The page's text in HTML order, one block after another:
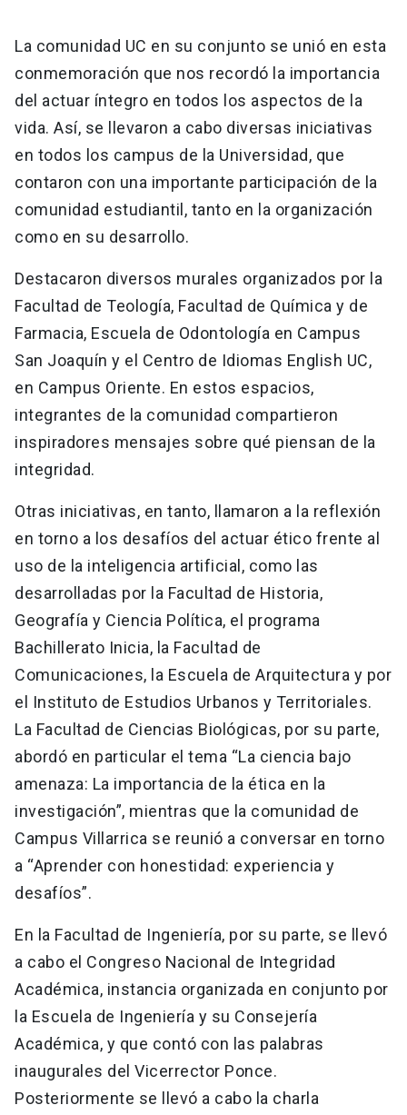
La comunidad UC en su conjunto se unió en esta
conmemoración que nos recordó la importancia
del actuar íntegro en todos los aspectos de la
vida. Así, se llevaron a cabo diversas iniciativas
en todos los campus de la Universidad, que
contaron con una importante participación de la
comunidad estudiantil, tanto en la organización
como en su desarrollo.
Destacaron diversos murales organizados por la
Facultad de Teología, Facultad de Química y de
Farmacia, Escuela de Odontología en Campus
San Joaquín y el Centro de Idiomas English UC,
en Campus Oriente. En estos espacios,
integrantes de la comunidad compartieron
inspiradores mensajes sobre qué piensan de la
integridad.
Otras iniciativas, en tanto, llamaron a la reflexión
en torno a los desafíos del actuar ético frente al
uso de la inteligencia artificial, como las
desarrolladas por la Facultad de Historia,
Geografía y Ciencia Política, el programa
Bachillerato Inicia, la Facultad de
Comunicaciones, la Escuela de Arquitectura y por
el Instituto de Estudios Urbanos y Territoriales.
La Facultad de Ciencias Biológicas, por su parte,
abordó en particular el tema “La ciencia bajo
amenaza: La importancia de la ética en la
investigación”, mientras que la comunidad de
Campus Villarrica se reunió a conversar en torno
a “Aprender con honestidad: experiencia y
desafíos”.
En la Facultad de Ingeniería, por su parte, se llevó
a cabo el Congreso Nacional de Integridad
Académica, instancia organizada en conjunto por
la Escuela de Ingeniería y su Consejería
Académica, y que contó con las palabras
inaugurales del Vicerrector Ponce.
Posteriormente se llevó a cabo la charla